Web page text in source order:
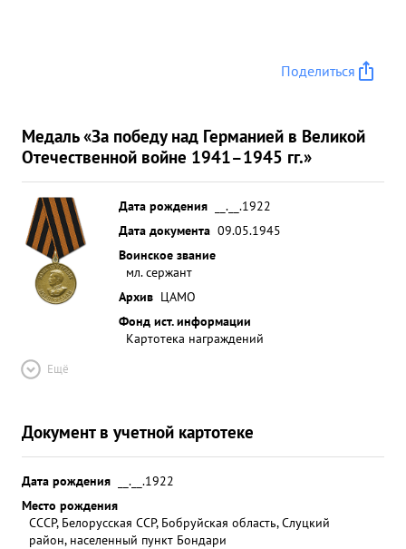
Поделиться
Медаль «За победу над Германией в Великой
Отечественной войне 1941–1945 гг.»
Дата рождения
__.__.1922
Дата документа 09.05.1945
Воинское звание
мл. сержант
Архив ЦАМО
Фонд ист. информации
Картотека награждений
Ещё
Документ в учетной картотеке
Дата рождения
__.__.1922
Место рождения
СССР, Белорусская ССР, Бобруйская область, Слуцкий
район, населенный пункт Бондари